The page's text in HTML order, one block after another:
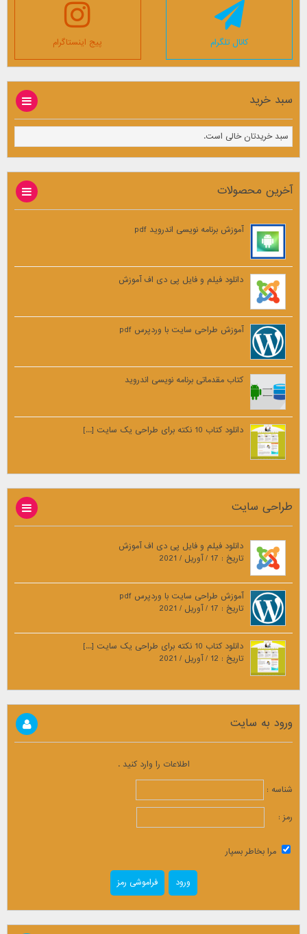
کانال تلگرام پیج اینستاگرام
سبد خرید
سبد خریدتان خالی است.
آخرین محصولات
آموزش برنامه نویسی اندروید pdf
دانلود فیلم و فایل پی دی اف آموزش
آموزش طراحی سایت با وردپرس pdf
کتاب مقدماتی برنامه نویسی اندروید
دانلود کتاب 10 نکته برای طراحی یک سایت [...]
طراحی سایت
دانلود فیلم و فایل پی دی اف آموزش
تاریخ : 17 / آوریل / 2021
آموزش طراحی سایت با وردپرس pdf
تاریخ : 17 / آوریل / 2021
دانلود کتاب 10 نکته برای طراحی یک سایت [...]
تاریخ : 12 / آوریل / 2021
ورود به سایت
اطلاعات را وارد کنید .
شناسه :
رمز :
مرا بخاطر بسپار
فراموشی رمز